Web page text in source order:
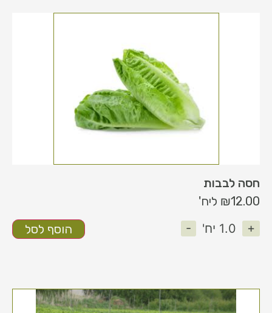
חסה לבבות
₪12.00
ליח'
-
1.0 יח' + הוסף לסל